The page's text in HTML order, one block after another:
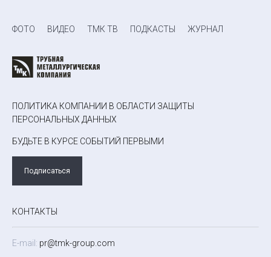
ФОТО ВИДЕО ТМК ТВ ПОДКАСТЫ ЖУРНАЛ
ПОЛИТИКА КОМПАНИИ В ОБЛАСТИ ЗАЩИТЫ
ПЕРСОНАЛЬНЫХ ДАННЫХ
БУДЬТЕ В КУРСЕ СОБЫТИЙ ПЕРВЫМИ
Подписаться
КОНТАКТЫ
E-mail: pr@tmk-group.com